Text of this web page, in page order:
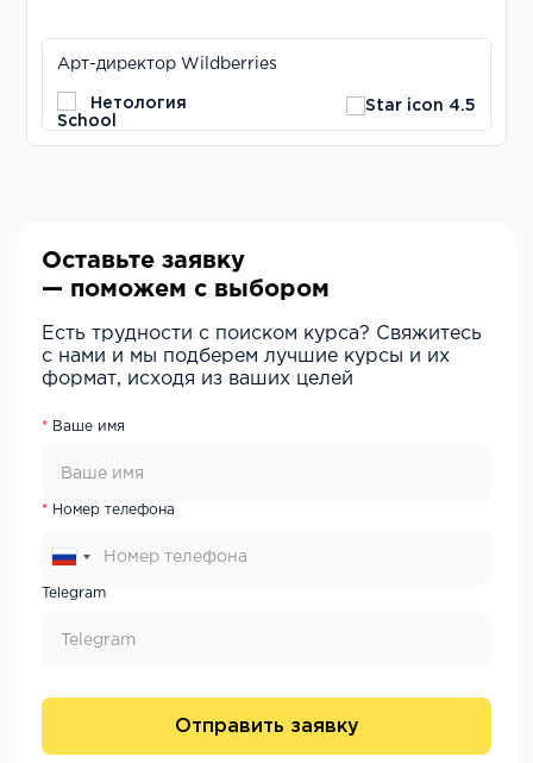
Арт-директор Wildberries
Нетология 4.5
Оставьте заявку
— поможем с выбором
Есть трудности с поиском курса? Свяжитесь
с нами и мы подберем лучшие курсы и их
формат, исходя из ваших целей
Ваше имя
Номер телефона
Telegram
Отправить заявку